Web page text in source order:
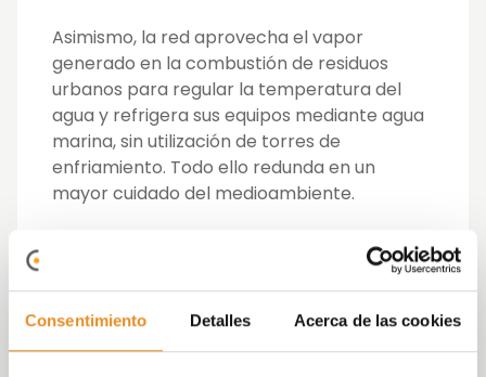
Consentimiento Detalles Acerca de las cookies
Asimismo, la red aprovecha el vapor
generado en la combustión de residuos
urbanos para regular la temperatura del
agua y refrigera sus equipos mediante agua
marina, sin utilización de torres de
enfriamiento. Todo ello redunda en un
mayor cuidado del medioambiente.
Con el ‘district heating’ también se optimiza
el espacio interno del edificio, ya que las
calderas se vuelven innecesarias. En su
lugar, se instala una sala técnica que
intercambiael calor y el frío entre el agua